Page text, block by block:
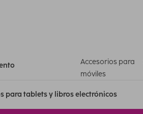
Accesorios para
móviles
para tablets y libros electrónicos